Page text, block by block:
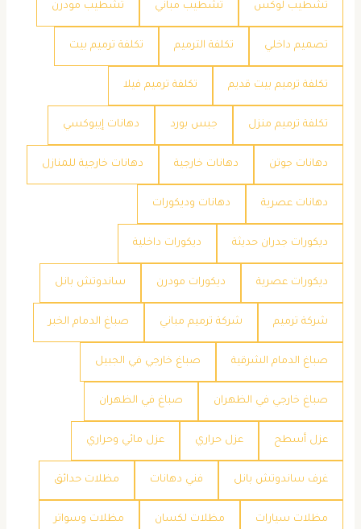
تشطيب لوكس تشطيب مباني تشطيب مودرن
تصميم داخلي تكلفة الترميم تكلفة ترميم بيت
تكلفة ترميم بيت قديم تكلفة ترميم فيلا
تكلفة ترميم منزل جبس بورد دهانات إيبوكسي
دهانات جوتن دهانات خارجية دهانات خارجية للمنازل
دهانات عصرية دهانات وديكورات
ديكورات جدران حديثة ديكورات داخلية
ديكورات عصرية ديكورات مودرن ساندوتش بانل
شركة ترميم شركة ترميم مباني صباغ الدمام الخبر
صباغ الدمام الشرقية صباغ خارجي في الجبيل
صباغ خارجي في الظهران صباغ في الظهران
عزل أسطح عزل حراري عزل مائي وحراري
غرف ساندوتش بانل فني دهانات مظلات حدائق
مظلات سيارات مظلات لكسان مظلات وسواتر